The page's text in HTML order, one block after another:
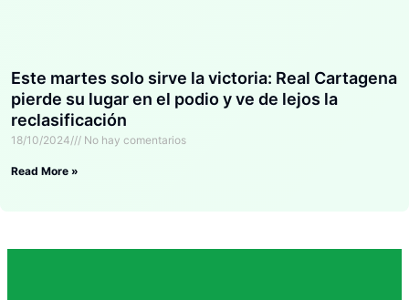
Este martes solo sirve la victoria: Real Cartagena
pierde su lugar en el podio y ve de lejos la
reclasificación
18/10/2024 No hay comentarios
Read More »